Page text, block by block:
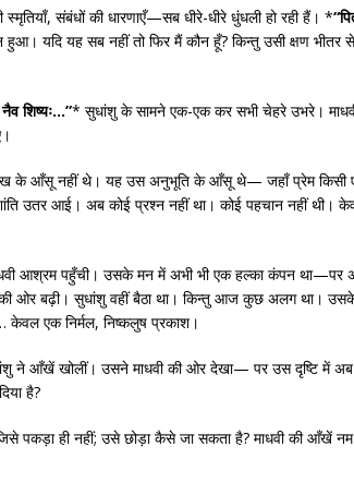
संबंधों की धारणाएँ—सब धीरे-धीरे धुंधली हो रही हैं। *
यदि यह सब नहीं तो फिर मैं कौन हूँ? किन्तु उसी क्षण भीतर
शिष्यः…”* सुधांशु के सामने एक-एक कर सभी चेहरे उभरे।
आँसू नहीं थे। यह उस अनुभूति के आँसू थे— जहाँ प्रेम किसी एक
उतर आई। अब कोई प्रश्न नहीं था। कोई पहचान नहीं थी।
आश्रम पहुँची। उसके मन में अभी भी एक हल्का कंपन था—पर
की ओर बढ़ी। सुधांशु वहीं बैठा था। किन्तु आज कुछ अलग था।
केवल एक निर्मल, निष्कलुष प्रकाश।
ने आँखें खोलीं। उसने माधवी की ओर देखा— पर उस दृष्टि में अब
है?
पकड़ा ही नहीं; उसे छोड़ा कैसे जा सकता है? माधवी की आँखें